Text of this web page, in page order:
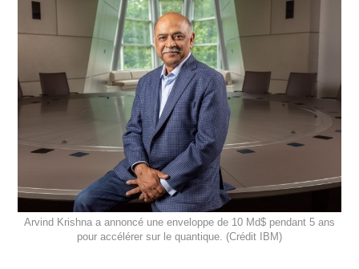
Arvind Krishna a annoncé une enveloppe de 10 Md$ pendant 5 ans
pour accélérer sur le quantique. (Crédit IBM)